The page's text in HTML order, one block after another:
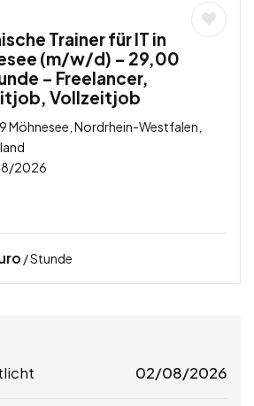
Trainer für IT in
(m/w/d) – 29,00
– Freelancer,
Vollzeitjob
Möhnesee, Nordrhein-Westfalen,
2026
/ Stunde
02/08/2026